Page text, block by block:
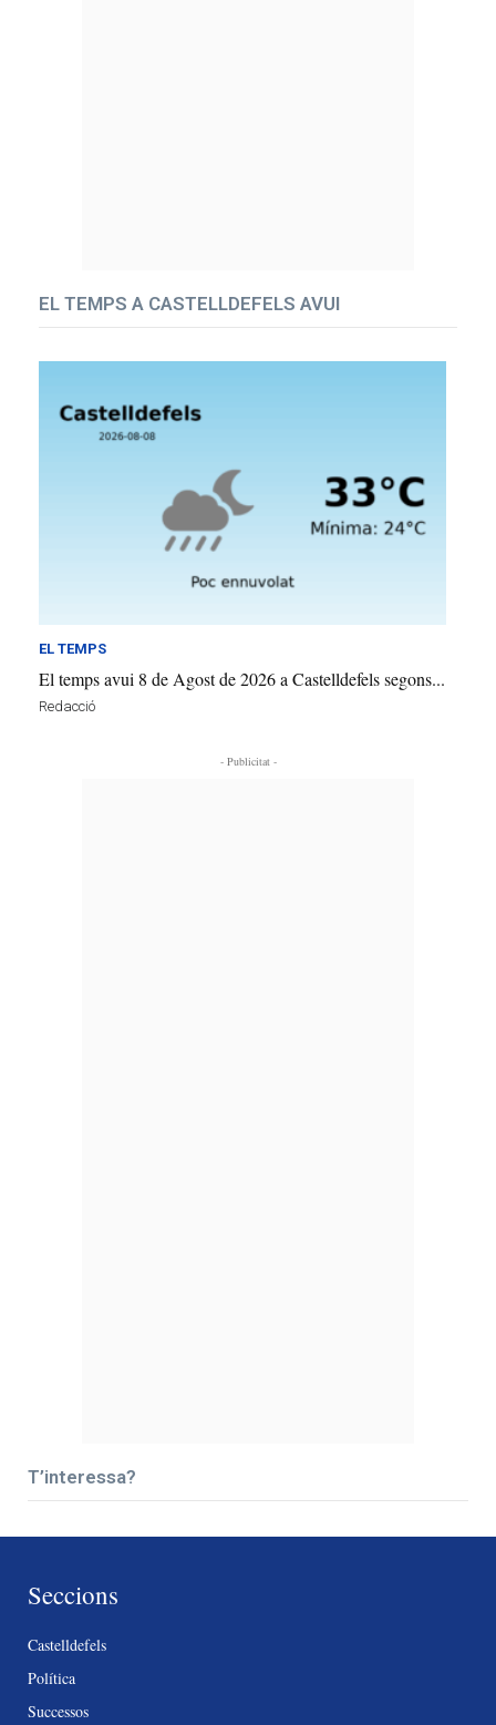
EL TEMPS A CASTELLDEFELS AVUI
EL TEMPS
El temps avui 8 de Agost de 2026 a Castelldefels segons...
Redacció
- Publicitat -
T’interessa?
Seccions
Castelldefels
Política
Successos